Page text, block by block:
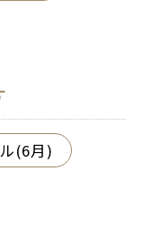
(6月)